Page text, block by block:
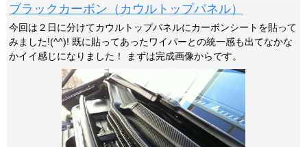
ブラックカーボン（カウルトップパネル）
今回は２日に分けてカウルトップパネルにカーボンシートを貼って
みました!(^^)! 既に貼ってあったワイパーとの統一感も出てなかな
かイイ感じになりました！ まずは完成画像からです。